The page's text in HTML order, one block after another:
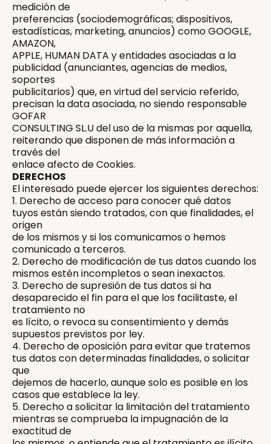
medición de
preferencias (sociodemográficas; dispositivos,
estadísticas, marketing, anuncios) como GOOGLE,
AMAZON,
APPLE, HUMAN DATA y entidades asociadas a la
publicidad (anunciantes, agencias de medios,
soportes
publicitarios) que, en virtud del servicio referido,
precisan la data asociada, no siendo responsable
GOFAR
CONSULTING SL.U del uso de la mismas por aquella,
reiterando que disponen de más información a
través del
enlace afecto de Cookies.
DERECHOS
El interesado puede ejercer los siguientes derechos:
1. Derecho de acceso para conocer qué datos
tuyos están siendo tratados, con que finalidades, el
origen
de los mismos y si los comunicamos o hemos
comunicado a terceros.
2. Derecho de modificación de tus datos cuando los
mismos estén incompletos o sean inexactos.
3. Derecho de supresión de tus datos si ha
desaparecido el fin para el que los facilitaste, el
tratamiento no
es lícito, o revoca su consentimiento y demás
supuestos previstos por ley.
4. Derecho de oposición para evitar que tratemos
tus datos con determinadas finalidades, o solicitar
que
dejemos de hacerlo, aunque solo es posible en los
casos que establece la ley.
5. Derecho a solicitar la limitación del tratamiento
mientras se comprueba la impugnación de la
exactitud de